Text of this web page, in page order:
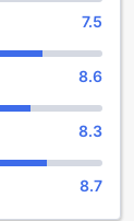
gångarna,
fåglarnas
efter
7.5
8.6
8.3
8.7